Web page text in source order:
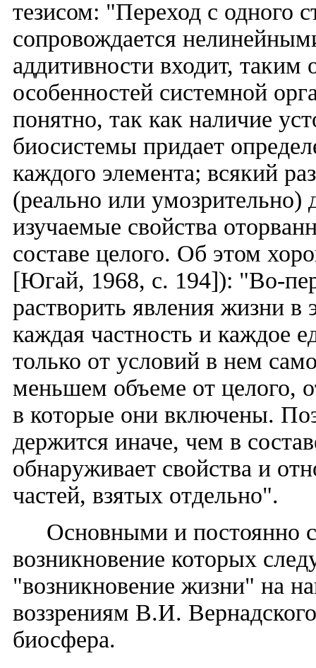
тезисом: "Переход с одного
сопровождается
аддитивности входит,
особенностей системной
понятно, так как наличие
биосистемы придает
каждого элемента; всякий
(реально или умозрительно)
изучаемые свойства
составе целого. Об этом
[Югай, 1968, с. 194]): "Во-
растворить явления жизни в
каждая частность и каждое
только от условий в нем
меньшем объеме от целого,
в которые они включены.
держится иначе, чем в
обнаруживает свойства и
частей, взятых отдельно".
Основными и постоянно
возникновение которых
"возникновение жизни" на
воззрениям В.И.
биосфера.